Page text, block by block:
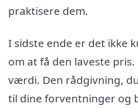
praktisere dem.
I sidste ende er det ikke
om at få den laveste
værdi. Den rådgivning,
til dine forventninger og